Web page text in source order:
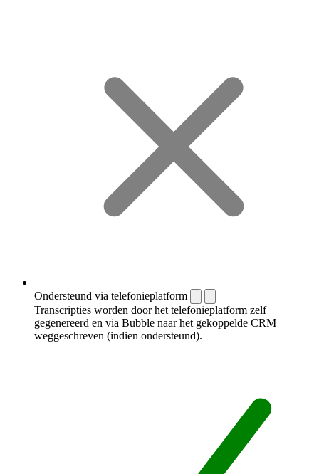
Ondersteund via telefonieplatform
Transcripties worden door het telefonieplatform zelf
gegenereerd en via Bubble naar het gekoppelde CRM
weggeschreven (indien ondersteund).